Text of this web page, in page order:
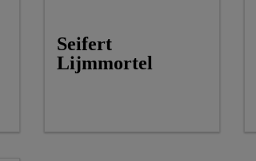
Seifert
Lijmmortel